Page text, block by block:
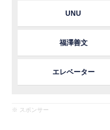
UNU
福澤善文
エレベーター
※ スポンサー